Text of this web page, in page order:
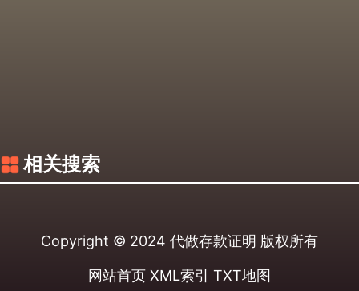
相关搜索
Copyright © 2024 代做存款证明 版权所有
网站首页 XML索引 TXT地图